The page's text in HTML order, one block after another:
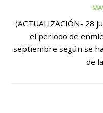
(ACTUALIZACIÓN- 28
el periodo de
septiembre según se
de